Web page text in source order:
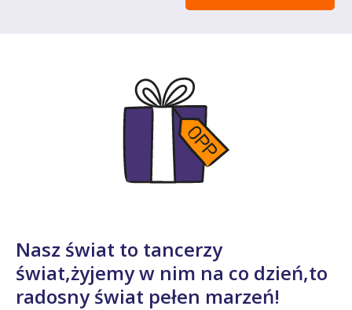
Nasz świat to tancerzy
świat,żyjemy w nim na co dzień,to
radosny świat pełen marzeń!